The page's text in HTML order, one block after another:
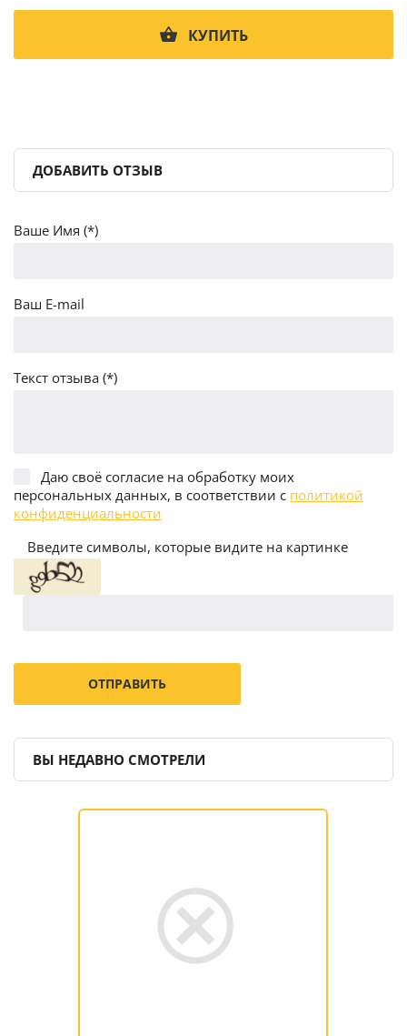
КУПИТЬ
ДОБАВИТЬ ОТЗЫВ
Ваше Имя (*)
Ваш E-mail
Текст отзыва (*)
Даю своё согласие на обработку моих
персональных данных, в соответствии с политикой
конфиденциальности
Введите символы, которые видите на картинке
ВЫ НЕДАВНО СМОТРЕЛИ